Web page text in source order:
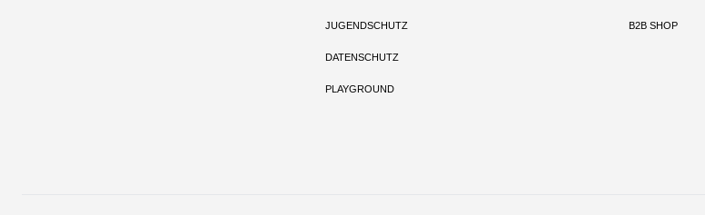
JUGENDSCHUTZ
DATENSCHUTZ
PLAYGROUND
B2B SHOP